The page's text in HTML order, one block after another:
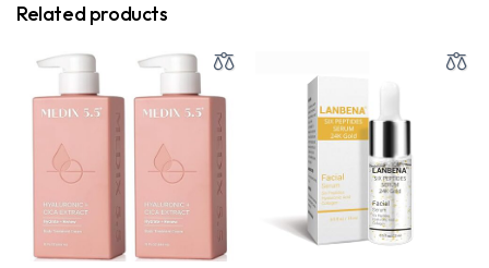
Related products